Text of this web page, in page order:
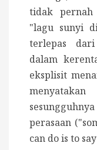
tidak
"lagu sunyi
terlepas
dalam
eksplisit
perasaan
can do is to